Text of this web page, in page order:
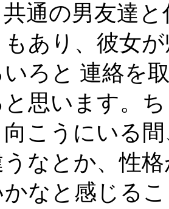
通の男友達
もあり、彼女
いろと 連絡を
と思います。
こうにいる
うなとか、性
かなと感じる